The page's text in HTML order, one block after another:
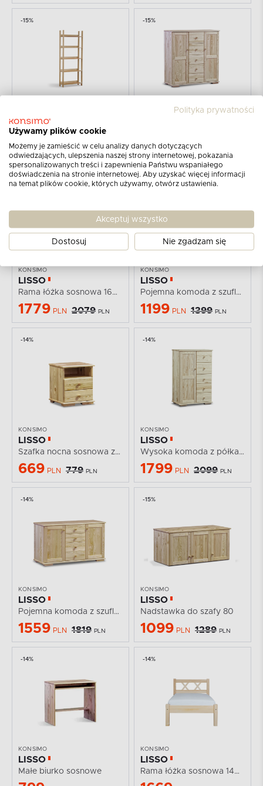
-15%
LISSO
939 1099 PLN
-15%
2299 PLN 2689 PLN
KONSIMO
LISSO
Rama łóżka sosnowa 160x200
1779 PLN 2079 PLN
KONSIMO
LISSO
Pojemna komoda z szufladami i półkami sosnowa
1199 PLN 1399 PLN
-14%
KONSIMO
LISSO
Szafka nocna sosnowa z 2 szufladami
669 PLN 779 PLN
-14%
KONSIMO
LISSO
Wysoka komoda z półkami i szufladami sosnowa
1799 PLN 2099 PLN
-14%
KONSIMO
LISSO
Pojemna komoda z szufladami i półkami sosnowa 115 cm
1559 PLN 1819 PLN
-15%
KONSIMO
LISSO
Nadstawka do szafy 80
1099 PLN 1289 PLN
-14%
KONSIMO
LISSO
Małe biurko sosnowe
-14%
KONSIMO
LISSO
Rama łóżka sosnowa 140x200
Polityka prywatności
Używamy plików cookie
Możemy je zamieścić w celu analizy danych dotyczących
odwiedzających, ulepszenia naszej strony internetowej, pokazania
spersonalizowanych treści i zapewnienia Państwu wspaniałego
doświadczenia na stronie internetowej. Aby uzyskać więcej informacji
na temat plików cookie, których używamy, otwórz ustawienia.
Akceptuj wszystko
Dostosuj Nie zgadzam się